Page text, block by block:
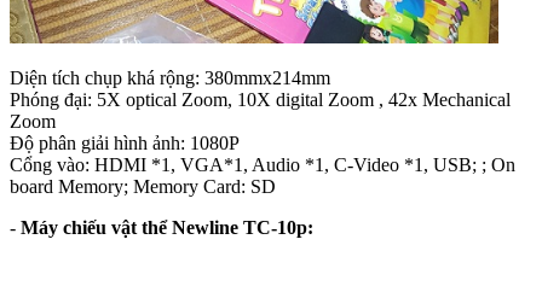
Diện tích chụp khá rộng: 380mmx214mm
Phóng đại: 5X optical Zoom, 10X digital Zoom , 42x Mechanical
Zoom
Độ phân giải hình ảnh: 1080P
Cổng vào: HDMI *1, VGA*1, Audio *1, C-Video *1, USB; ; On
board Memory; Memory Card: SD
- Máy chiếu vật thể Newline TC-10p: